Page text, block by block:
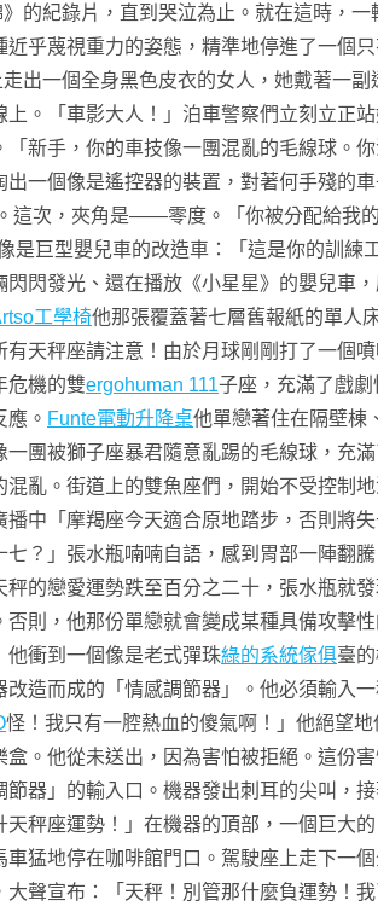
的紀錄片，直到哭泣為止。就在這時，一
乎蔑視重力的姿態，精準地停進了一個
出一個全身黑色皮衣的女人，她戴著一副
。「車影大人！」泊車警察們立刻立正
新手，你的車技像一團混亂的毛線球。
一個像是遙控器的裝置，對著何手殘的
這次，夾角是——零度。「你被分配給我
是巨型嬰兒車的改造車：「這是你的訓練
閃發光、還在播放《小星星》的嬰兒車
工學椅他那張覆蓋著七層舊報紙的單人
天秤座請注意！由於月球剛剛打了一個
危機的雙ergohuman 111子座，充滿了戲劇
。 Funte電動升降桌他單戀著住在隔壁棟
團被獅子座暴君隨意亂踢的毛線球，充
混亂。街道上的雙魚座們，開始不受控制
中「摩羯座今天適合原地踏步，否則將
？」張水瓶喃喃自語，感到胃部一陣翻
的戀愛運勢跌至百分之二十，張水瓶就
則，他那份單戀就會變成某種具備攻擊
他衝到一個像是老式彈珠綠的系統傢俱臺
造而成的「情感調節器」。他必須輸入
怪！我只有一腔熱血的傻氣啊！」他絕望地
。他從未送出，因為害怕被拒絕。這份
器」的輸入口。機器發出刺耳的尖叫，
秤座運勢！」在機器的頂部，一個巨大
猛地停在咖啡館門口。駕駛座上走下一個
聲宣布：「天秤！別管那什麼負運勢！我